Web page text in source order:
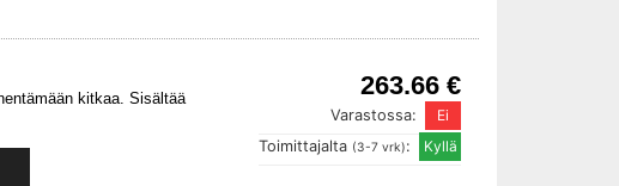
263.66 €
Varastossa:
Toimittajalta (3-7 vrk):
kitkaa. Sisältää